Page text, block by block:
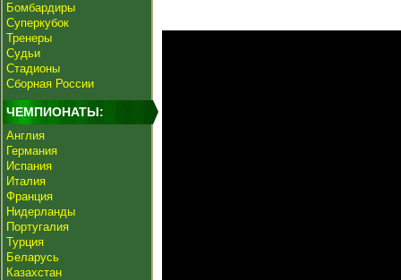
Бомбардиры
Суперкубок
Тренеры
Судьи
Стадионы
Сборная России
ЧЕМПИОНАТЫ:
Англия
Германия
Испания
Италия
Франция
Нидерланды
Португалия
Турция
Беларусь
Казахстан